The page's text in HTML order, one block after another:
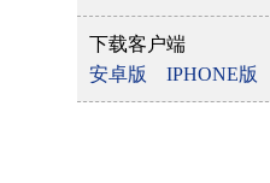
下载客户端
安卓版
IPHONE版